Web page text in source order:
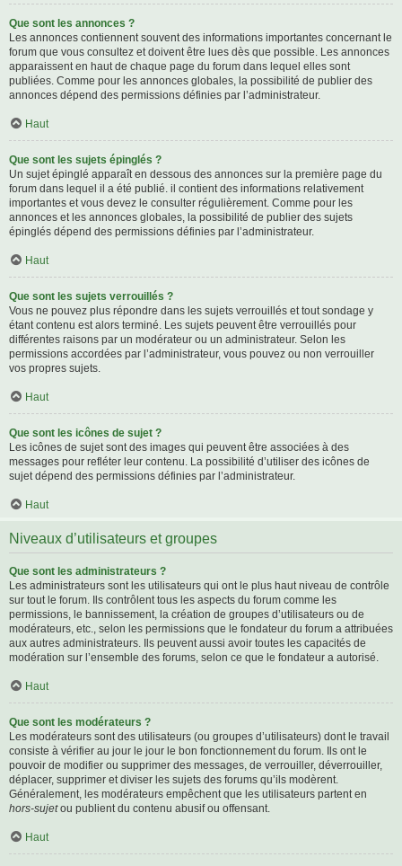
Que sont les annonces ?
Les annonces contiennent souvent des informations importantes concernant le
forum que vous consultez et doivent être lues dès que possible. Les annonces
apparaissent en haut de chaque page du forum dans lequel elles sont
publiées. Comme pour les annonces globales, la possibilité de publier des
annonces dépend des permissions définies par l’administrateur.
Haut
Que sont les sujets épinglés ?
Un sujet épinglé apparaît en dessous des annonces sur la première page du
forum dans lequel il a été publié. il contient des informations relativement
importantes et vous devez le consulter régulièrement. Comme pour les
annonces et les annonces globales, la possibilité de publier des sujets
épinglés dépend des permissions définies par l’administrateur.
Haut
Que sont les sujets verrouillés ?
Vous ne pouvez plus répondre dans les sujets verrouillés et tout sondage y
étant contenu est alors terminé. Les sujets peuvent être verrouillés pour
différentes raisons par un modérateur ou un administrateur. Selon les
permissions accordées par l’administrateur, vous pouvez ou non verrouiller
vos propres sujets.
Haut
Que sont les icônes de sujet ?
Les icônes de sujet sont des images qui peuvent être associées à des
messages pour refléter leur contenu. La possibilité d’utiliser des icônes de
sujet dépend des permissions définies par l’administrateur.
Haut
Niveaux d’utilisateurs et groupes
Que sont les administrateurs ?
Les administrateurs sont les utilisateurs qui ont le plus haut niveau de contrôle
sur tout le forum. Ils contrôlent tous les aspects du forum comme les
permissions, le bannissement, la création de groupes d’utilisateurs ou de
modérateurs, etc., selon les permissions que le fondateur du forum a attribuées
aux autres administrateurs. Ils peuvent aussi avoir toutes les capacités de
modération sur l’ensemble des forums, selon ce que le fondateur a autorisé.
Haut
Que sont les modérateurs ?
Les modérateurs sont des utilisateurs (ou groupes d’utilisateurs) dont le travail
consiste à vérifier au jour le jour le bon fonctionnement du forum. Ils ont le
pouvoir de modifier ou supprimer des messages, de verrouiller, déverrouiller,
déplacer, supprimer et diviser les sujets des forums qu’ils modèrent.
Généralement, les modérateurs empêchent que les utilisateurs partent en
hors-sujetou publient du contenu abusif ou offensant.
Haut